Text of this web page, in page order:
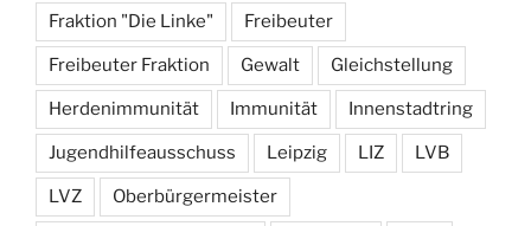
Fraktion "Die Linke" Freibeuter
Freibeuter Fraktion Gewalt Gleichstellung
Herdenimmunität Immunität Innenstadtring
Jugendhilfeausschuss Leipzig LIZ LVB
LVZ Oberbürgermeister